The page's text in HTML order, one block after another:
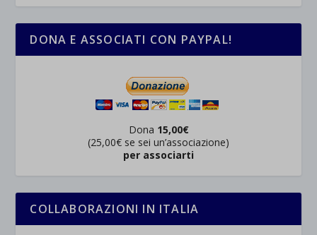
DONA E ASSOCIATI CON PAYPAL!
Dona 15,00€
(25,00€ se sei un’associazione)
per associarti
COLLABORAZIONI IN ITALIA